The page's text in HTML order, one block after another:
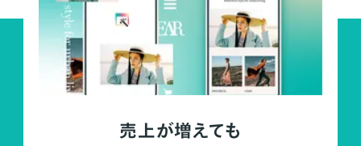
売上が増えても